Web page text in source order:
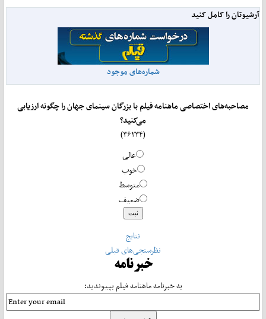
آرشیوتان را کامل کنید
شماره‌های موجود
مصاحبه‌های اختصاصی ماهنامه فیلم با بزرگان سینمای جهان را چگونه ارزیابی
می‌کنید؟
عالی
خوب
متوسط
ضعیف
نتایج
نظرسنجی‌های قبلی
خبرنامه
به خبرنامه ماهنامه فیلم بپیوندید: